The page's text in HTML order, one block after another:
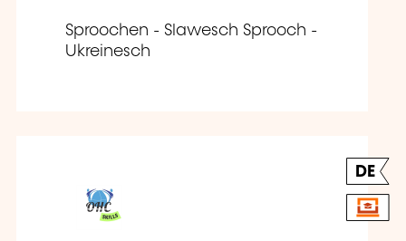
Sproochen - Slawesch Sprooch -
Ukreinesch
DE